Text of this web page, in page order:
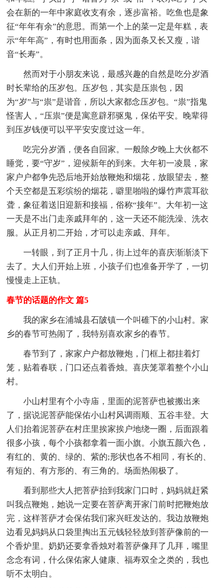
会在新的一年中家庭收支有余，逐步富裕。吃鱼也是象
征“年年有余”的意思。而第一个上的菜一定是年糕，表
示“年年高”，有时也用面条，因为面条又长又瘦，谐
音“长寿”。
然而对于小朋友来说，最感兴趣的自然是吃分岁酒
时长辈给的压岁包。压岁包，其实是压祟包，因
为“岁”与“祟”是谐音，所以大家都念压岁包。“祟”指鬼
怪害人，“压祟”便是寓意辟邪驱鬼，保佑平安。晚辈得
到压岁钱便可以平平安安度过这一年。
吃完分岁酒，便各自回家。一般除夕晚上大伙都不
睡觉，要“守岁”，迎候新年的到来。大年初一凌晨，家
家户户都争先恐后地开始放鞭炮和烟花，放眼望去，整
个天空都是五彩缤纷的烟花，噼里啪啦的爆竹声震耳欲
聋，象征着送旧迎新和接福，俗称“接年”。大年初一这
一天是不出门走亲戚拜年的，这一天还不能洗澡、洗衣
服。从正月初二开始，才可以走亲戚、拜年。
一转眼，到了正月十几，街上过年的喜庆渐渐淡下
去了。大人们开始上班，小孩子们也准备开学了，一切
慢慢走上正轨。
春节的话题的作文 篇5
我的家乡在浦城县石陂镇一个叫碓下的小山村。家
乡的春节可热闹了，我特别喜欢家乡的春节。
春节到了，家家户户都放鞭炮，门框上都挂着灯
笼，贴着春联，门口还点着香烛。喜庆笼罩着整个小山
村。
小山村里有个小寺庙，里面的泥菩萨也被搬出来
了，据说泥菩萨能保佑小山村风调雨顺、五谷丰登。大
人们抬着泥菩萨在村庄里挨家挨户地绕一圈，后面跟着
很多小孩，每个小孩都拿着一面小旗。小旗五颜六色，
有红的、黄的、绿的、紫的;形状也各不相同，有长的、
有短的、有方形的、有三角的。场面热闹极了。
看到那些大人把菩萨抬到我家门口时，妈妈就赶紧
叫我点鞭炮，她说一定要在菩萨离开家门前时把鞭炮放
完，这样菩萨才会保佑我们家兴旺发达的。我边放鞭炮
边看见妈妈从口袋里掏出五元钱轻轻放到菩萨像前的一
个香炉里。奶奶还要拿香烛对着菩萨像拜了几拜，嘴里
念念有词，什么保佑家人健康、福寿双全之类的，我也
听不太明白。